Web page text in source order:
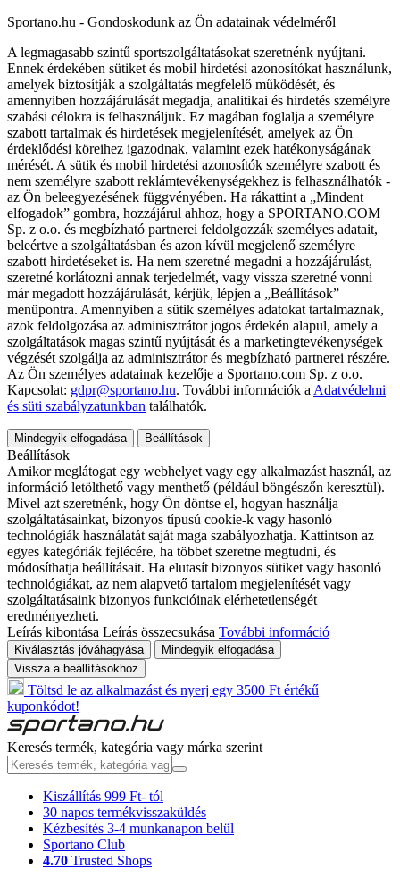
Sportano.hu - Gondoskodunk az Ön adatainak védelméről
A legmagasabb szintű sportszolgáltatásokat szeretnénk nyújtani.
Ennek érdekében sütiket és mobil hirdetési azonosítókat használunk,
amelyek biztosítják a szolgáltatás megfelelő működését, és
amennyiben hozzájárulását megadja, analitikai és hirdetés személyre
szabási célokra is felhasználjuk. Ez magában foglalja a személyre
szabott tartalmak és hirdetések megjelenítését, amelyek az Ön
érdeklődési köreihez igazodnak, valamint ezek hatékonyságának
mérését. A sütik és mobil hirdetési azonosítók személyre szabott és
nem személyre szabott reklámtevékenységekhez is felhasználhatók -
az Ön beleegyezésének függvényében. Ha rákattint a „Mindent
elfogadok” gombra, hozzájárul ahhoz, hogy a SPORTANO.COM
Sp. z o.o. és megbízható partnerei feldolgozzák személyes adatait,
beleértve a szolgáltatásban és azon kívül megjelenő személyre
szabott hirdetéseket is. Ha nem szeretné megadni a hozzájárulást,
szeretné korlátozni annak terjedelmét, vagy vissza szeretné vonni
már megadott hozzájárulását, kérjük, lépjen a „Beállítások”
menüpontra. Amennyiben a sütik személyes adatokat tartalmaznak,
azok feldolgozása az adminisztrátor jogos érdekén alapul, amely a
szolgáltatások magas szintű nyújtását és a marketingtevékenységek
végzését szolgálja az adminisztrátor és megbízható partnerei részére.
Az Ön személyes adatainak kezelője a Sportano.com Sp. z o.o.
Kapcsolat: gdpr@sportano.hu. További információk a Adatvédelmi
és süti szabályzatunkban találhatók.
Mindegyik elfogadása Beállítások
Beállítások
Amikor meglátogat egy webhelyet vagy egy alkalmazást használ, az
információ letölthető vagy menthető (például böngészőn keresztül).
Mivel azt szeretnénk, hogy Ön döntse el, hogyan használja
szolgáltatásainkat, bizonyos típusú cookie-k vagy hasonló
technológiák használatát saját maga szabályozhatja. Kattintson az
egyes kategóriák fejlécére, ha többet szeretne megtudni, és
módosíthatja beállításait. Ha elutasít bizonyos sütiket vagy hasonló
technológiákat, az nem alapvető tartalom megjelenítését vagy
szolgáltatásaink bizonyos funkcióinak elérhetetlenségét
eredményezheti.
Leírás kibontása Leírás összecsukása További információ
Kiválasztás jóváhagyása
Mindegyik elfogadása
Vissza a beállításokhoz
Töltsd le az alkalmazást és nyerj egy 3500 Ft értékű
kuponkódot!
Keresés termék, kategória vagy márka szerint
Kiszállítás 999 Ft- tól
30 napos termékvisszaküldés
Kézbesítés 3-4 munkanapon belül
Sportano Club
4.70 Trusted Shops